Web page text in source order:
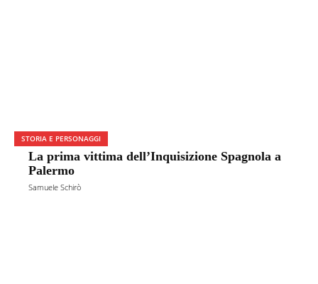
STORIA E PERSONAGGI
La prima vittima dell’Inquisizione Spagnola a
Palermo
Samuele Schirò